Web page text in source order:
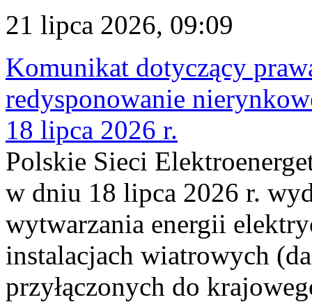
21 lipca 2026, 09:09
Komunikat dotyczący
redysponowanie
18 lipca 2026 r.
Polskie Sieci
w dniu 18 lipca 2026 r.
wytwarzania energii
instalacjach wiatrowych
przyłączonych do